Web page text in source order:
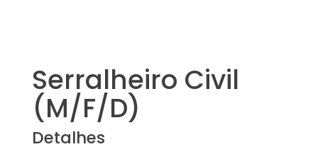
Serralheiro Civil
(M/F/D)
Detalhes